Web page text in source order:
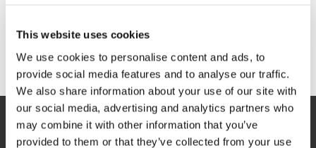
This website uses cookies
We use cookies to personalise content and ads, to
provide social media features and to analyse our traffic.
We also share information about your use of our site with
our social media, advertising and analytics partners who
may combine it with other information that you’ve
provided to them or that they’ve collected from your use